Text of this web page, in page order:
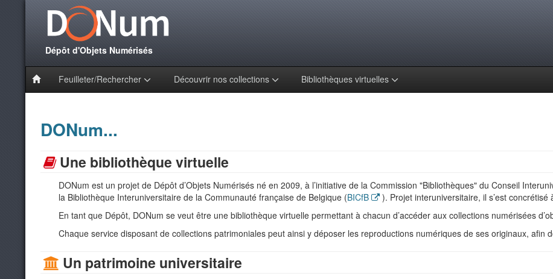
Dépôt d'Objets Numérisés
Feuilleter/Rechercher Découvrir nos collections Bibliothèques virtuelles
DONum...
Une bibliothèque virtuelle
DONum est un projet de Dépôt d’Objets Numérisés né en 2009, à l’initiative de la Commission "Bibliothèques" du Conseil
la Bibliothèque Interuniversitaire de la Communauté française de Belgique (BICfB
). Projet interuniversitaire, il s’est
En tant que Dépôt, DONum se veut être une bibliothèque virtuelle permettant à chacun d’accéder aux collections numérisées
Chaque service disposant de collections patrimoniales peut ainsi y déposer les reproductions numériques de ses originaux, afin
Un patrimoine universitaire